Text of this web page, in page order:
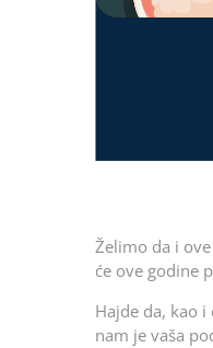
Želimo da i
će ove godine
Hajde da, kao
nam je vaša